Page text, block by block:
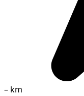
– km